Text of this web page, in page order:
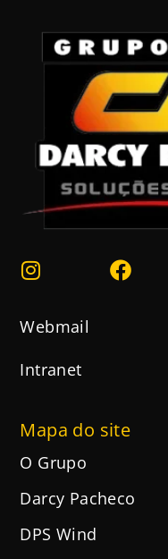
Webmail
Intranet
Mapa do site
O Grupo
Darcy Pacheco
DPS Wind